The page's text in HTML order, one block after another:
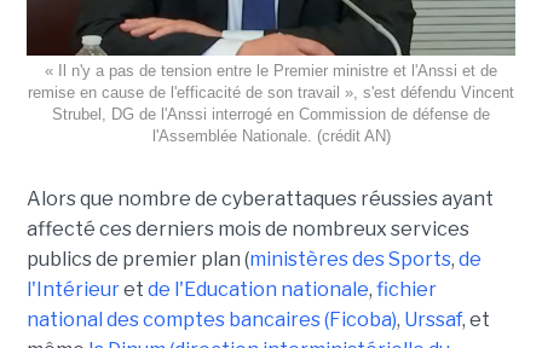
« Il n'y a pas de tension entre le Premier ministre et l'Anssi et de
remise en cause de l'efficacité de son travail », s'est défendu Vincent
Strubel, DG de l'Anssi interrogé en Commission de défense de
l'Assemblée Nationale. (crédit AN)
Alors que nombre de cyberattaques réussies ayant
affecté ces derniers mois de nombreux services
publics de premier plan (ministères des Sports, de
l'Intérieuret de l'Education nationale, fichier
national des comptes bancaires (Ficoba), Urssaf, et